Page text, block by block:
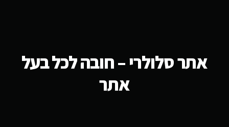
אתר סלולרי – חובה לכל בעל
אתר